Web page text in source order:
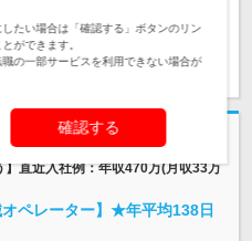
気になる
直近入社例：年収470万(月収33万
ペレーター】★年平均138日
たい場合は「確認する」ボタンのリン
ができます。
の一部サービスを利用できない場合が
確認する